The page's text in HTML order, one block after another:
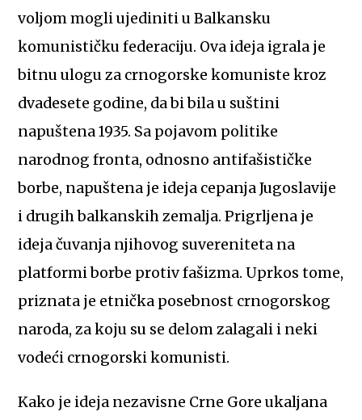
voljom mogli ujediniti u Balkansku
komunističku federaciju. Ova ideja igrala je
bitnu ulogu za crnogorske komuniste kroz
dvadesete godine, da bi bila u suštini
napuštena 1935. Sa pojavom politike
narodnog fronta, odnosno antifašističke
borbe, napuštena je ideja cepanja Jugoslavije
i drugih balkanskih zemalja. Prigrljena je
ideja čuvanja njihovog suvereniteta na
platformi borbe protiv fašizma. Uprkos tome,
priznata je etnička posebnost crnogorskog
naroda, za koju su se delom zalagali i neki
vodeći crnogorski komunisti.
Kako je ideja nezavisne Crne Gore ukaljana